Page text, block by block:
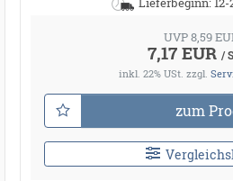
UVP 8,59
7,17 EUR /
inkl. 22% USt. zzgl.
zum